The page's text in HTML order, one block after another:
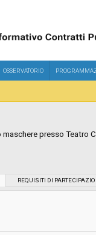
OSSERVATORIO
presso Teatro
REQUISITI DI